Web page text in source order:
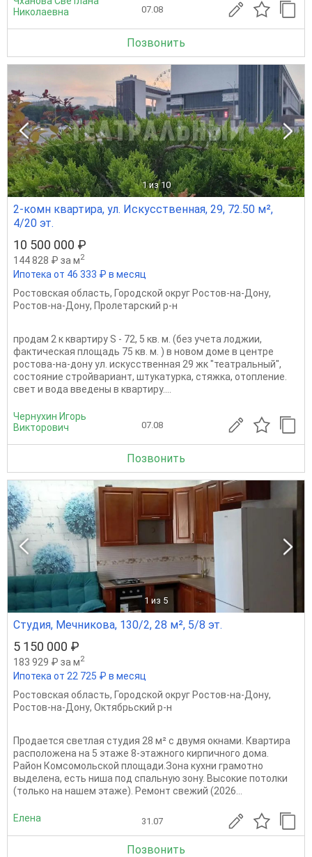
Николаевна
07.08
Позвонить
1 из 10
2-комн квартира, ул. Искусственная, 29, 72.50 м²,
4/20 эт.
10 500 000 ₽
144 828 ₽ за м2
Ипотека от 46 333 ₽ в месяц
Ростовская область, Городской округ Ростов-на-Дону,
Ростов-на-Дону, Пролетарский р-н
продам 2 к квартиру S - 72, 5 кв. м. (без учета лоджии,
фактическая площадь 75 кв. м. ) в новом доме в центре
ростова-на-дону ул. искусственная 29 жк "театральный",
состояние стройвариант, штукатурка, стяжка, отопление.
свет и вода введены в квартиру....
Чернухин Игорь
Викторович
07.08
Позвонить
1 из 5
Студия, Мечникова, 130/2, 28 м², 5/8 эт.
5 150 000 ₽
183 929 ₽ за м2
Ипотека от 22 725 ₽ в месяц
Ростовская область, Городской округ Ростов-на-Дону,
Ростов-на-Дону, Октябрьский р-н
Продается светлая студия 28 м² с двумя окнами. Квартира
расположена на 5 этаже 8-этажного кирпичного дома.
Район Комсомольской площади.Зона кухни грамотно
выделена, есть ниша под спальную зону. Высокие потолки
(только на нашем этаже). Ремонт свежий (2026...
Елена 31.07
Позвонить